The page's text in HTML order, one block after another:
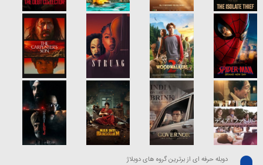
دوبله حرفه ای از برترین گروه های دوبلاژ